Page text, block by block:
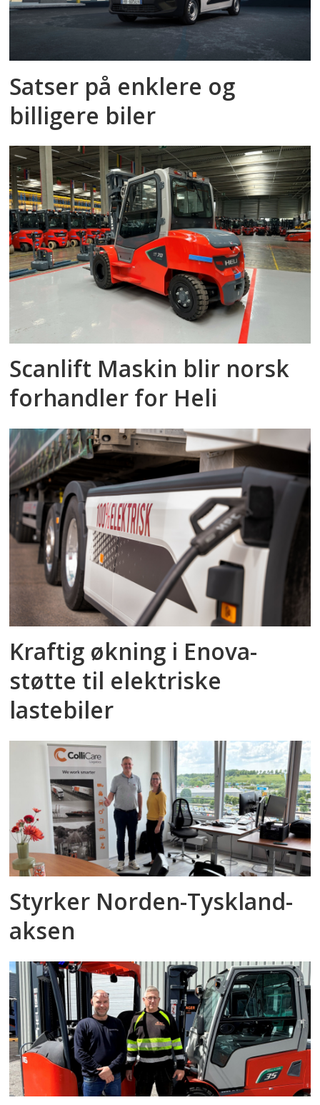
Satser på enklere og
billigere biler
Scanlift Maskin blir norsk
forhandler for Heli
Kraftig økning i Enova-
støtte til elektriske
lastebiler
Styrker Norden-Tyskland-
aksen